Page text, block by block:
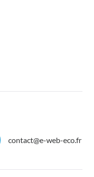
contact@e-web-eco.fr